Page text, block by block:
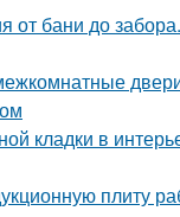
от бани до
кладки в
плиту